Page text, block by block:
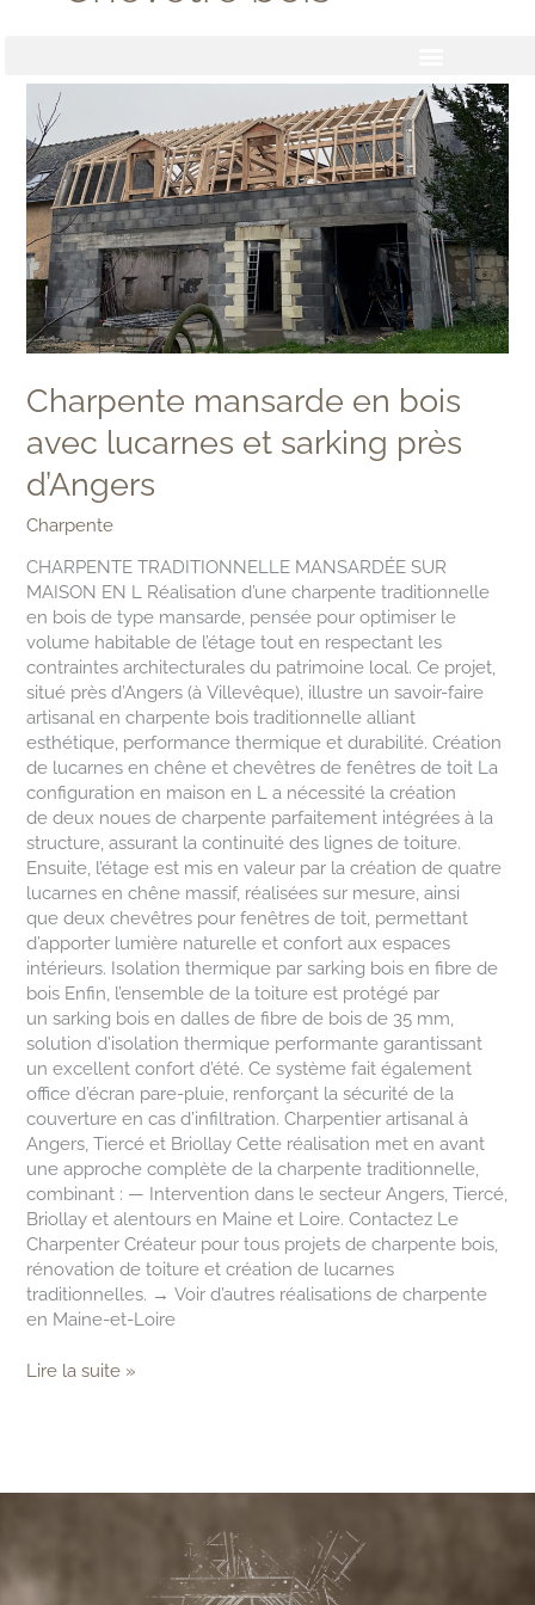
Charpente mansarde en bois
avec lucarnes et sarking près
d’Angers
Charpente
CHARPENTE TRADITIONNELLE MANSARDÉE SUR
MAISON EN L Réalisation d’une charpente traditionnelle
en bois de type mansarde, pensée pour optimiser le
volume habitable de l’étage tout en respectant les
contraintes architecturales du patrimoine local. Ce projet,
situé près d’Angers (à Villevêque), illustre un savoir-faire
artisanal en charpente bois traditionnelle alliant
esthétique, performance thermique et durabilité. Création
de lucarnes en chêne et chevêtres de fenêtres de toit La
configuration en maison en L a nécessité la création
de deux noues de charpente parfaitement intégrées à la
structure, assurant la continuité des lignes de toiture.
Ensuite, l’étage est mis en valeur par la création de quatre
lucarnes en chêne massif, réalisées sur mesure, ainsi
que deux chevêtres pour fenêtres de toit, permettant
d’apporter lumière naturelle et confort aux espaces
intérieurs. Isolation thermique par sarking bois en fibre de
bois Enfin, l’ensemble de la toiture est protégé par
un sarking bois en dalles de fibre de bois de 35 mm,
solution d’isolation thermique performante garantissant
un excellent confort d’été. Ce système fait également
office d’écran pare-pluie, renforçant la sécurité de la
couverture en cas d’infiltration. Charpentier artisanal à
Angers, Tiercé et Briollay Cette réalisation met en avant
une approche complète de la charpente traditionnelle,
combinant : — Intervention dans le secteur Angers, Tiercé,
Briollay et alentours en Maine et Loire. Contactez Le
Charpenter Créateur pour tous projets de charpente bois,
rénovation de toiture et création de lucarnes
traditionnelles. → Voir d’autres réalisations de charpente
en Maine-et-Loire
Charpente
mansarde
en
bois
avec
lucarnes
et
sarking
près
d’Angers
Lire la suite »